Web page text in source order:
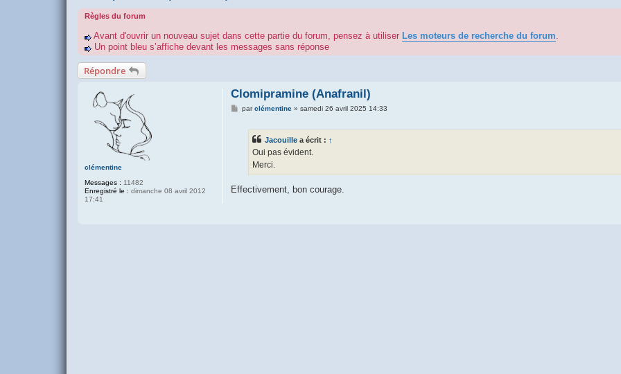
Règles du forum
Avant d'ouvrir un nouveau sujet dans cette partie du forum, pensez à utiliser Les moteurs de recherche du forum.
Un point bleu s’affiche devant les messages sans réponse
Répondre
clémentine
Messages : 11482
Enregistré le : dimanche 08 avril 2012
17:41
Clomipramine (Anafranil)
Mparclémentine» samedi 26 avril 2025 14:33
Jacouille a écrit : ↑
Oui pas évident.
Merci.
Effectivement, bon courage.